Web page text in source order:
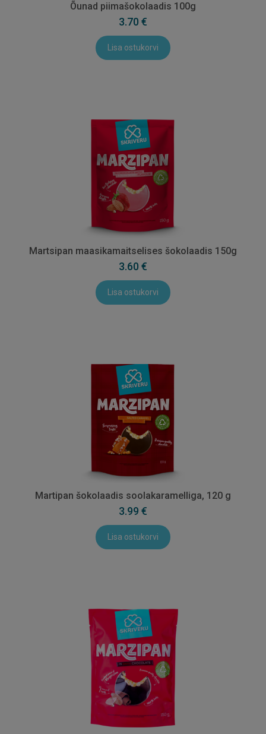
Õunad piimašokolaadis 100g
3.70 €
Lisa ostukorvi
Martsipan maasikamaitselises šokolaadis 150g
3.60 €
Lisa ostukorvi
Martipan šokolaadis soolakaramelliga, 120 g
3.99 €
Lisa ostukorvi